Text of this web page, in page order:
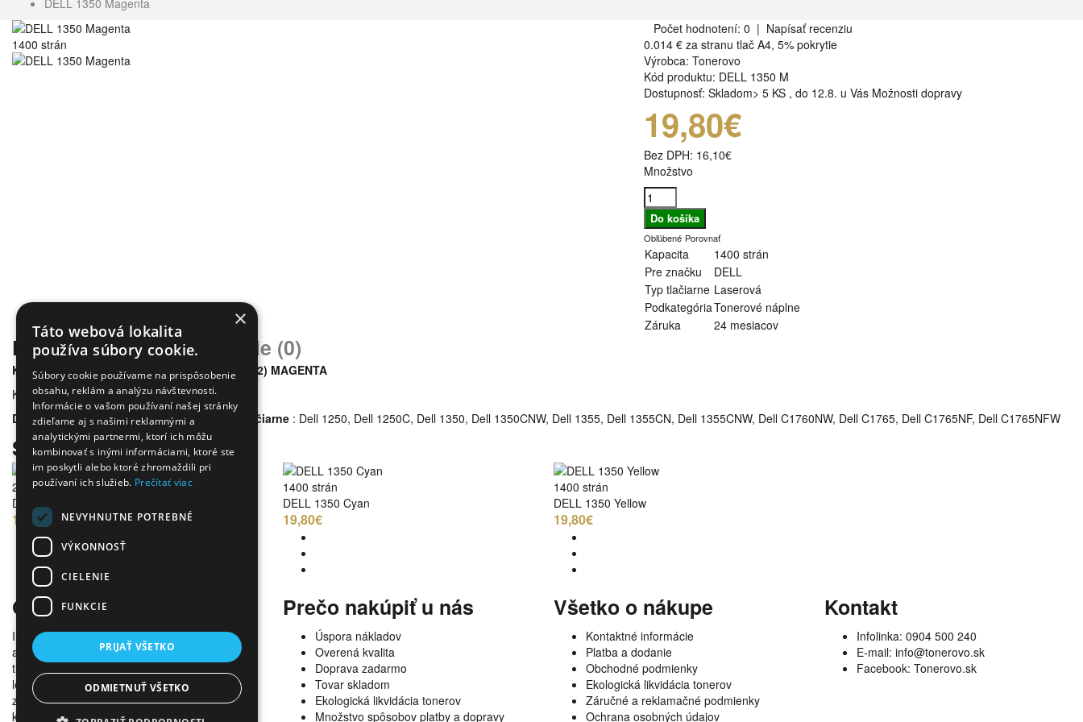
DELL 1350 Magenta
1400 strán
Počet hodnotení: 0 | Napísať recenziu
0.014 € za stranu tlač A4, 5% pokrytie
Výrobca: Tonerovo
Kód produktu: DELL 1350 M
Dostupnosť: Skladom> 5 KS , do 12.8. u Vás Možnosti dopravy
19,80€
Bez DPH: 16,10€
Množstvo
Obľúbené Porovnať
Kapacita
1400 strán
Pre značku
DELL
Typ tlačiarne Laserová
PodkategóriaTonerové náplne
Záruka
24 mesiacov
PopisŠpecifikáciaRecenzie (0)
KOMPATIBILNÝ TONER DELL 1350 (593-11142) MAGENTA
Kapacita : 1400 strán
DELL 1350 XMX5D Magenta je určený pre tlačiarne : Dell 1250, Dell 1250C, Dell 1350, Dell 1350CNW, Dell 1355, Dell 1355CN, Dell 1355CNW, Dell C1760NW, Dell C1765, Dell C1765NF, Dell C1765NFW
Súvisiace produkty
2000 strán
DELL 1350 Black
19,80€
1400 strán
DELL 1350 Cyan
19,80€
1400 strán
DELL 1350 Yellow
19,80€
O nás
Internetový obchod ponúka širokú paletu
alternatívneho spotrebného materiálu pre
tlačiarne, kopírky a faxy. V našej ponuke nájdete
len alternatívne kazety všetkých dostupných
značiek spĺňajúce tie najvyššie požiadavky na
kvalitu s garanciou bezproblémovosti tlače.
Prečo nakúpiť u nás
Úspora nákladov
Overená kvalita
Doprava zadarmo
Tovar skladom
Ekologická likvidácia tonerov
Množstvo spôsobov platby a dopravy
Všetko o nákupe
Kontaktné informácie
Platba a dodanie
Obchodné podmienky
Ekologická likvidácia tonerov
Záručné a reklamačné podmienky
Ochrana osobných údajov
Kontakt
Infolinka: 0904 500 240
E-mail: info@tonerovo.sk
Facebook: Tonerovo.sk
×
Táto webová lokalita
používa súbory cookie.
Súbory cookie používame na prispôsobenie
obsahu, reklám a analýzu návštevnosti.
Informácie o vašom používaní našej stránky
zdieľame aj s našimi reklamnými a
analytickými partnermi, ktorí ich môžu
kombinovať s inými informáciami, ktoré ste
im poskytli alebo ktoré zhromaždili pri
používaní ich služieb. Prečítať viac
NEVYHNUTNE POTREBNÉ
VÝKONNOSŤ
CIELENIE
FUNKCIE
PRIJAŤ VŠETKO
ODMIETNUŤ VŠETKO